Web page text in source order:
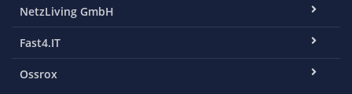
NetzLiving GmbH
Fast4.IT
Ossrox